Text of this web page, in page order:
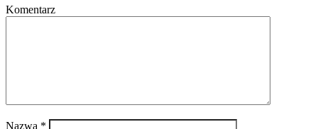
Komentarz
Nazwa *